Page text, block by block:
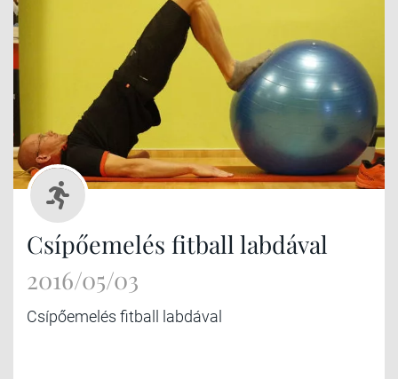
Csípőemelés fitball labdával
2016/05/03
Csípőemelés fitball labdával